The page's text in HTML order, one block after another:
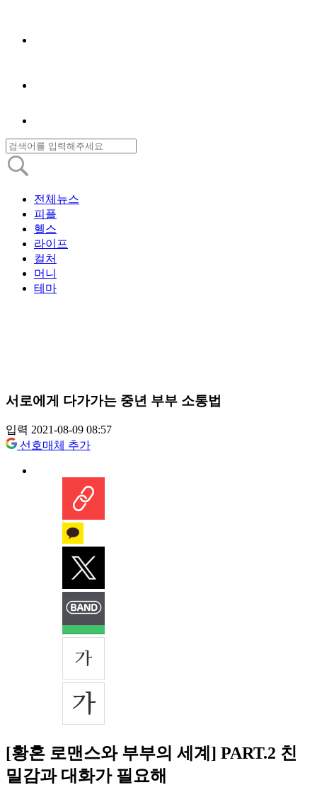
전체뉴스
피플
헬스
라이프
컬처
머니
테마
서로에게 다가가는 중년 부부 소통법
입력 2021-08-09 08:57
선호매체 추가
[황혼 로맨스와 부부의 세계] PART.2 친
밀감과 대화가 필요해